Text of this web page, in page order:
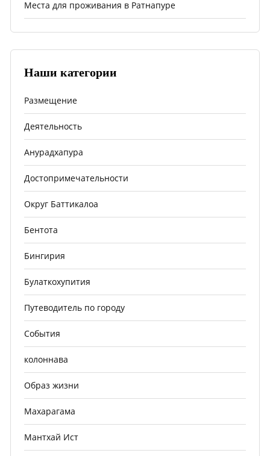
Места для проживания в Ратнапуре
Наши категории
Размещение
Деятельность
Анурадхапура
Достопримечательности
Округ Баттикалоа
Бентота
Бингирия
Булаткохупития
Путеводитель по городу
События
колоннава
Образ жизни
Махарагама
Мантхай Ист